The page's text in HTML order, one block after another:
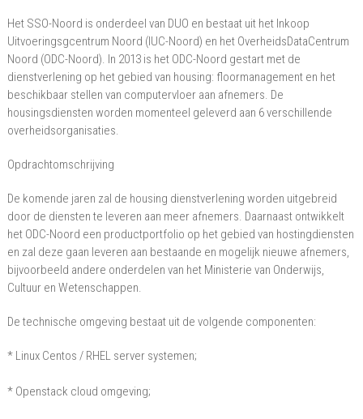
Het SSO-Noord is onderdeel van DUO en bestaat uit het Inkoop
Uitvoeringsgcentrum Noord (IUC-Noord) en het OverheidsDataCentrum
Noord (ODC-Noord). In 2013 is het ODC-Noord gestart met de
dienstverlening op het gebied van housing: floormanagement en het
beschikbaar stellen van computervloer aan afnemers. De
housingsdiensten worden momenteel geleverd aan 6 verschillende
overheidsorganisaties.
Opdrachtomschrijving
De komende jaren zal de housing dienstverlening worden uitgebreid
door de diensten te leveren aan meer afnemers. Daarnaast ontwikkelt
het ODC-Noord een productportfolio op het gebied van hostingdiensten
en zal deze gaan leveren aan bestaande en mogelijk nieuwe afnemers,
bijvoorbeeld andere onderdelen van het Ministerie van Onderwijs,
Cultuur en Wetenschappen.
De technische omgeving bestaat uit de volgende componenten:
* Linux Centos / RHEL server systemen;
* Openstack cloud omgeving;